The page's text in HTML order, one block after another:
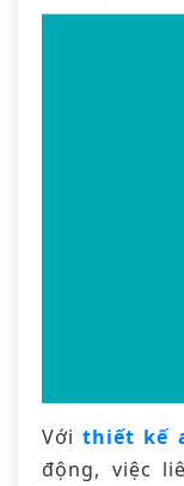
Vớithiết kế
động, việc